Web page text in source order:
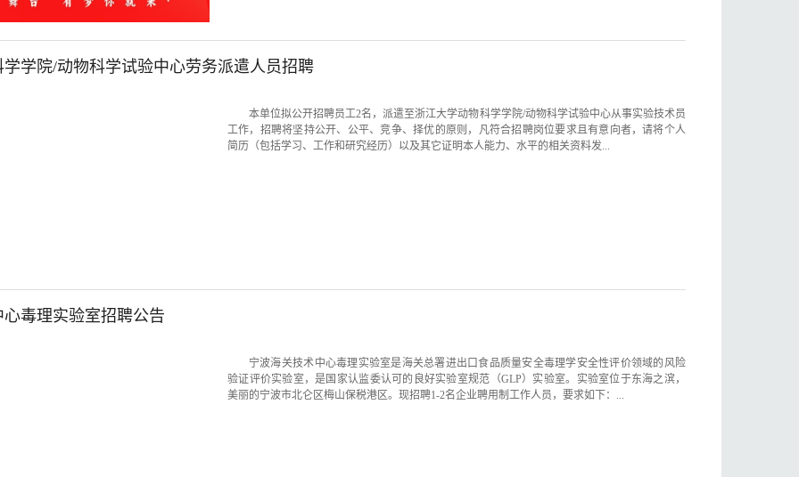
学院/动物科学试验中心劳务派遣人员招聘
本单位拟公开招聘员工2名，派遣至浙江大学动物科学学院/动物科学试验中心从事实验技术员
工作，招聘将坚持公开、公平、竞争、择优的原则，凡符合招聘岗位要求且有意向者，请将个人
简历（包括学习、工作和研究经历）以及其它证明本人能力、水平的相关资料发...
毒理实验室招聘公告
宁波海关技术中心毒理实验室是海关总署进出口食品质量安全毒理学安全性评价领域的风险
验证评价实验室，是国家认监委认可的良好实验室规范（GLP）实验室。实验室位于东海之滨，
美丽的宁波市北仑区梅山保税港区。现招聘1-2名企业聘用制工作人员，要求如下：...